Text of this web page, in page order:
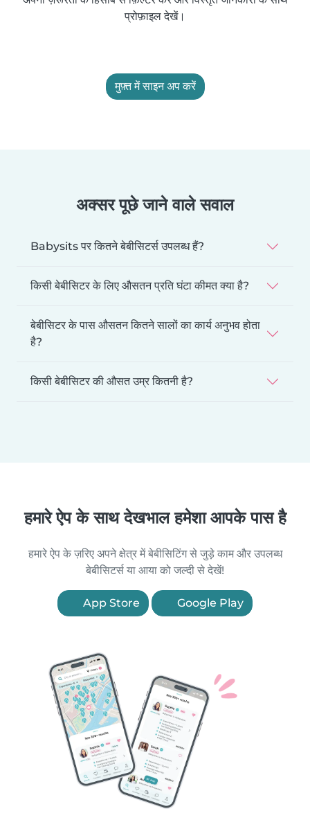
प्रोफ़ाइल देखें।
मुफ़्त में साइन अप करें
अक्सर पूछे जाने वाले सवाल
Babysits पर कितने बेबीसिटर्स उपलब्ध हैं?
किसी बेबीसिटर के लिए औसतन प्रति घंटा कीमत क्या है?
बेबीसिटर के पास औसतन कितने सालों का कार्य अनुभव होता
है?
किसी बेबीसिटर की औसत उम्र कितनी है?
हमारे ऐप के साथ देखभाल हमेशा आपके पास है
हमारे ऐप के ज़रिए अपने क्षेत्र में बेबीसिटिंग से जुड़े काम और उपलब्ध
बेबीसिटर्स या आया को जल्दी से देखें!
App Store Google Play